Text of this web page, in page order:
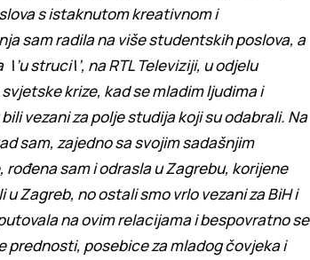
s istaknutom kreativnom i
sam radila na više studentskih poslova, a
struci\’, na RTL Televiziji, u odjelu
krize, kad se mladim ljudima i
vezani za polje studija koji su odabrali. Na
sam, zajedno sa svojim sadašnjim
sam i odrasla u Zagrebu, korijene
Zagreb, no ostali smo vrlo vezani za BiH i
na ovim relacijama i bespovratno se
prednosti, posebice za mladog čovjeka i